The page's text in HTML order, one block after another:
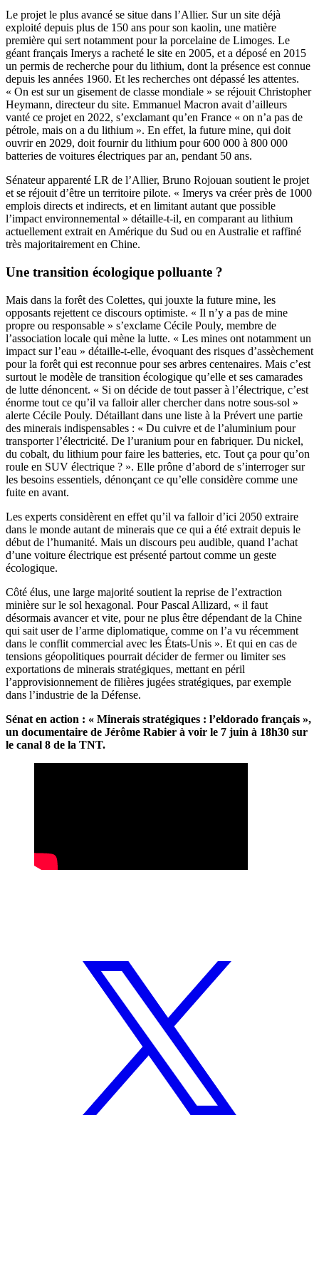
Le projet le plus avancé se situe dans l’Allier. Sur un site déjà
exploité depuis plus de 150 ans pour son kaolin, une matière
première qui sert notamment pour la porcelaine de Limoges. Le
géant français Imerys a racheté le site en 2005, et a déposé en 2015
un permis de recherche pour du lithium, dont la présence est connue
depuis les années 1960. Et les recherches ont dépassé les attentes.
« On est sur un gisement de classe mondiale » se réjouit Christopher
Heymann, directeur du site. Emmanuel Macron avait d’ailleurs
vanté ce projet en 2022, s’exclamant qu’en France « on n’a pas de
pétrole, mais on a du lithium ». En effet, la future mine, qui doit
ouvrir en 2029, doit fournir du lithium pour 600 000 à 800 000
batteries de voitures électriques par an, pendant 50 ans.
Sénateur apparenté LR de l’Allier, Bruno Rojouan soutient le projet
et se réjouit d’être un territoire pilote. « Imerys va créer près de 1000
emplois directs et indirects, et en limitant autant que possible
l’impact environnemental » détaille-t-il, en comparant au lithium
actuellement extrait en Amérique du Sud ou en Australie et raffiné
très majoritairement en Chine.
Une transition écologique polluante ?
Mais dans la forêt des Colettes, qui jouxte la future mine, les
opposants rejettent ce discours optimiste. « Il n’y a pas de mine
propre ou responsable » s’exclame Cécile Pouly, membre de
l’association locale qui mène la lutte. « Les mines ont notamment un
impact sur l’eau » détaille-t-elle, évoquant des risques d’assèchement
pour la forêt qui est reconnue pour ses arbres centenaires. Mais c’est
surtout le modèle de transition écologique qu’elle et ses camarades
de lutte dénoncent. « Si on décide de tout passer à l’électrique, c’est
énorme tout ce qu’il va falloir aller chercher dans notre sous-sol »
alerte Cécile Pouly. Détaillant dans une liste à la Prévert une partie
des minerais indispensables : « Du cuivre et de l’aluminium pour
transporter l’électricité. De l’uranium pour en fabriquer. Du nickel,
du cobalt, du lithium pour faire les batteries, etc. Tout ça pour qu’on
roule en SUV électrique ? ». Elle prône d’abord de s’interroger sur
les besoins essentiels, dénonçant ce qu’elle considère comme une
fuite en avant.
Les experts considèrent en effet qu’il va falloir d’ici 2050 extraire
dans le monde autant de minerais que ce qui a été extrait depuis le
début de l’humanité. Mais un discours peu audible, quand l’achat
d’une voiture électrique est présenté partout comme un geste
écologique.
Côté élus, une large majorité soutient la reprise de l’extraction
minière sur le sol hexagonal. Pour Pascal Allizard, « il faut
désormais avancer et vite, pour ne plus être dépendant de la Chine
qui sait user de l’arme diplomatique, comme on l’a vu récemment
dans le conflit commercial avec les États-Unis ». Et qui en cas de
tensions géopolitiques pourrait décider de fermer ou limiter ses
exportations de minerais stratégiques, mettant en péril
l’approvisionnement de filières jugées stratégiques, par exemple
dans l’industrie de la Défense.
Sénat en action : « Minerais stratégiques : l’eldorado français »,
un documentaire de Jérôme Rabier à voir le 7 juin à 18h30 sur
le canal 8 de la TNT.